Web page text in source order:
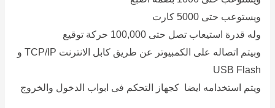
ويستوعب حتى 5000 كارت
وله قدرة استيعاب تصل حتى 100,000 حركة توقيع
وبيتم اتصاله على الكمبيوتر عن طريق كابل الانترنت TCP/IP و
USB Flash
ويتم استخدامه ايضا كجهاز التحكم فى ابواب الدخول والخروج